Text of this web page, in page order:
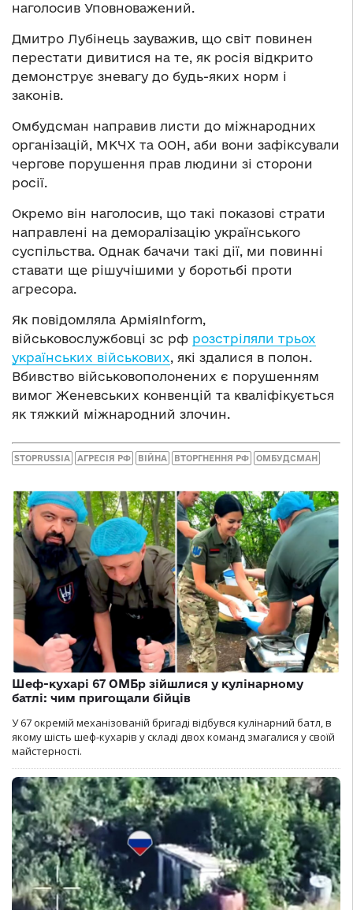
наголосив Уповноважений.
Дмитро Лубінець зауважив, що світ повинен
перестати дивитися на те, як росія відкрито
демонструє зневагу до будь-яких норм і
законів.
Омбудсман направив листи до міжнародних
організацій, МКЧХ та ООН, аби вони зафіксували
чергове порушення прав людини зі сторони
росії.
Окремо він наголосив, що такі показові страти
направлені на деморалізацію українського
суспільства. Однак бачачи такі дії, ми повинні
ставати ще рішучішими у боротьбі проти
агресора.
Як повідомляла АрміяInform,
військовослужбовці зс рф розстріляли трьох
українських військових, які здалися в полон.
Вбивство військовополонених є порушенням
вимог Женевських конвенцій та кваліфікується
як тяжкий міжнародний злочин.
STOPRUSSIA АГРЕСІЯ РФ ВІЙНА ВТОРГНЕННЯ РФ ОМБУДСМАН
Шеф-кухарі 67 ОМБр зійшлися у кулінарному
батлі: чим пригощали бійців
У 67 окремій механізованій бригаді відбувся кулінарний батл, в
якому шість шеф-кухарів у складі двох команд змагалися у своїй
майстерності.